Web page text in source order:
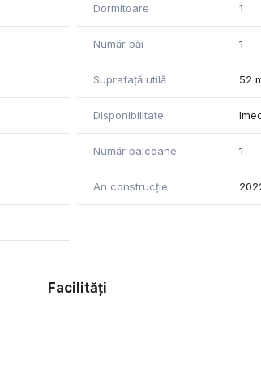
Dormitoare 1
Număr băi 1
Suprafață utilă 52
Disponibilitate
Număr balcoane 1
An construcție
Facilități